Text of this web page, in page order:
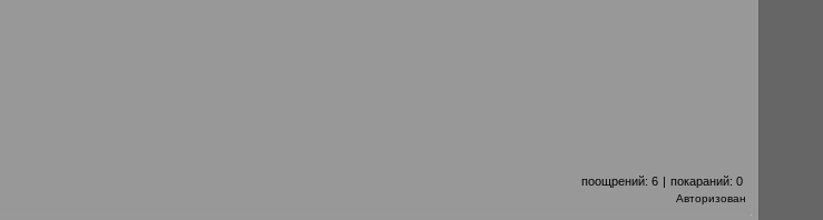
поощрений: 6 | покараний: 0
Авторизован